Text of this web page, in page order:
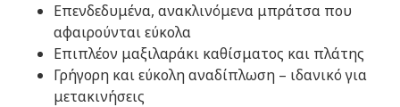
Επενδεδυμένα, ανακλινόμενα μπράτσα που
αφαιρούνται εύκολα
Επιπλέον μαξιλαράκι καθίσματος και πλάτης
Γρήγορη και εύκολη αναδίπλωση – ιδανικό για
μετακινήσεις